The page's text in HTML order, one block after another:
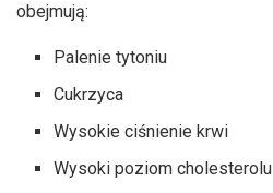
obejmują:
Palenie tytoniu
Cukrzyca
Wysokie ciśnienie krwi
Wysoki poziom cholesterolu